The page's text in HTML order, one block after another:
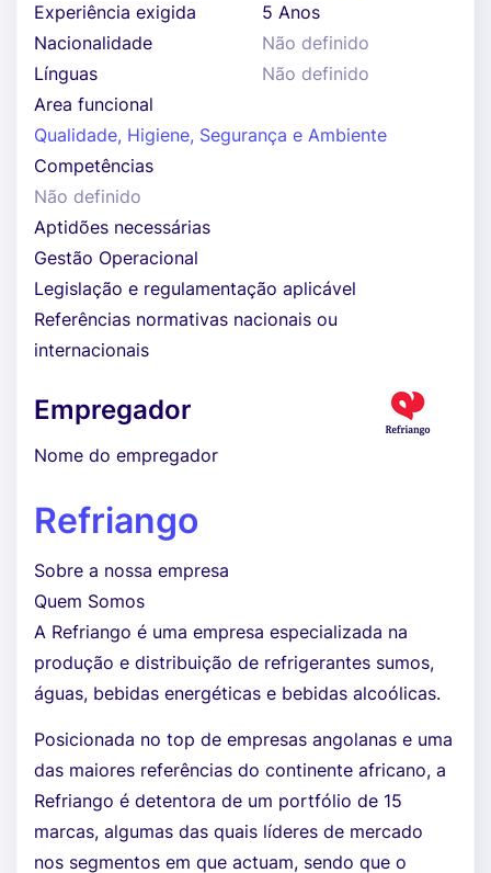
Experiência exigida
5 Anos
Nacionalidade
Não definido
Línguas
Não definido
Area funcional
Qualidade, Higiene, Segurança e Ambiente
Competências
Não definido
Aptidões necessárias
Gestão Operacional
Legislação e regulamentação aplicável
Referências normativas nacionais ou
internacionais
Empregador
Nome do empregador
Refriango
Sobre a nossa empresa
Quem Somos
A Refriango é uma empresa especializada na
produção e distribuição de refrigerantes sumos,
águas, bebidas energéticas e bebidas alcoólicas.
Posicionada no top de empresas angolanas e uma
das maiores referências do continente africano, a
Refriango é detentora de um portfólio de 15
marcas, algumas das quais líderes de mercado
nos segmentos em que actuam, sendo que o